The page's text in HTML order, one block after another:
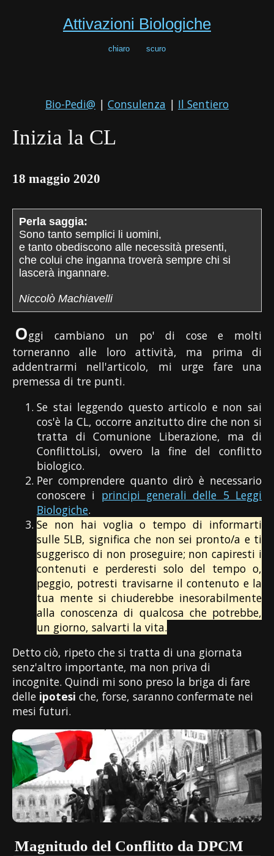
Attivazioni Biologiche
chiaro scuro
Bio-Pedi@ | Consulenza | Il Sentiero
Inizia la CL
18 maggio 2020
Perla saggia:
Sono tanto semplici li uomini,
e tanto obediscono alle necessità presenti,
che colui che inganna troverà sempre chi si
lascerà ingannare.
Niccolò Machiavelli
Oggi cambiano un po' di cose e molti
torneranno alle loro attività, ma prima di
addentrarmi nell'articolo, mi urge fare una
premessa di tre punti.
Se stai leggendo questo articolo e non sai
cos'è la CL, occorre anzitutto dire che non si
tratta di Comunione Liberazione, ma di
ConflittoLisi, ovvero la fine del conflitto
biologico.
Per comprendere quanto dirò è necessario
conoscere i principi generali delle 5 Leggi
Biologiche.
Se non hai voglia o tempo di informarti
sulle 5LB, significa che non sei pronto/a e ti
suggerisco di non proseguire; non capiresti i
contenuti e perderesti solo del tempo o,
peggio, potresti travisarne il contenuto e la
tua mente si chiuderebbe inesorabilmente
alla conoscenza di qualcosa che potrebbe,
un giorno, salvarti la vita.
Detto ciò, ripeto che si tratta di una giornata
senz'altro importante, ma non priva di
incognite. Quindi mi sono preso la briga di fare
delle ipotesi che, forse, saranno confermate nei
mesi futuri.
Magnitudo del Conflitto da DPCM